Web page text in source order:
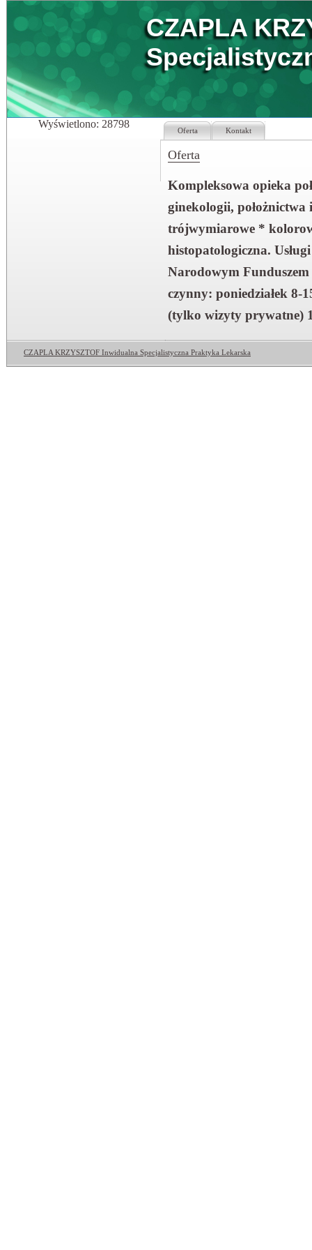
CZAPLA
Wyświetlono: 28798
Oferta Kontakt
Oferta
Kompleksowa opieka
ginekologii,
trójwymiarowe *
histopatologiczna.
Narodowym
czynny: poniedziałek 8-
(tylko wizyty prywatne)
CZAPLA KRZYSZTOF Inwidualna Specjalistyczna Praktyka Lekarska